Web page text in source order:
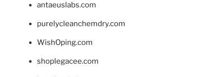
antaeuslabs.com
purelycleanchemdry.com
WishOping.com
shoplegacee.com